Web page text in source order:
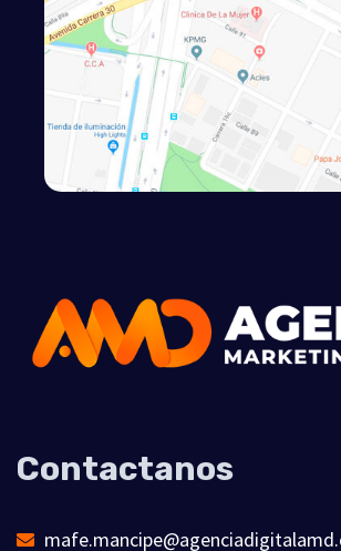
Contactanos